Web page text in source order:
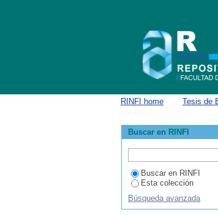
RINFI home Tesis de
Buscar en RINFI
Buscar en RINFI
Esta colección
Búsqueda avanzada